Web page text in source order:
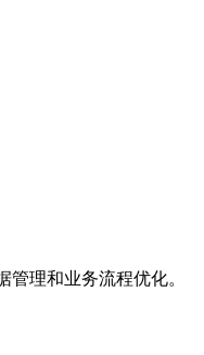
理和业务流程优化。